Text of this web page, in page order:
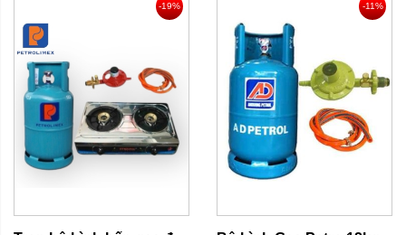
-19% -11%